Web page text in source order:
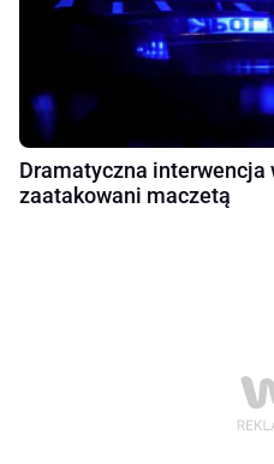
Dramatyczna interwencja
zaatakowani maczetą